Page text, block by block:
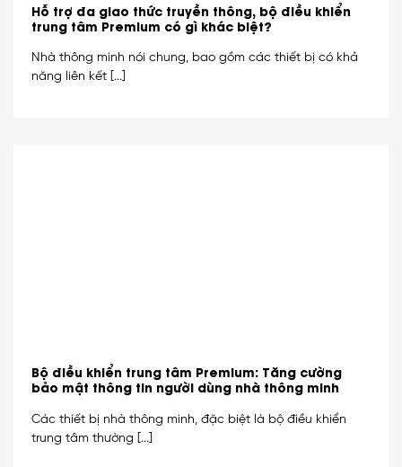
Hỗ trợ đa giao thức truyền thông, bộ điều khiển
trung tâm Premium có gì khác biệt?
Nhà thông minh nói chung, bao gồm các thiết bị có khả
năng liên kết [...]
Bộ điều khiển trung tâm Premium: Tăng cường
bảo mật thông tin người dùng nhà thông minh
Các thiết bị nhà thông minh, đặc biệt là bộ điều khiển
trung tâm thường [...]